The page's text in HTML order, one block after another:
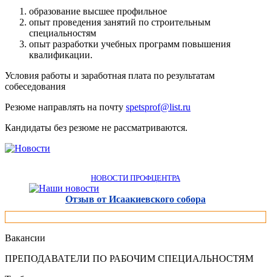
образование высшее профильное
опыт проведения занятий по строительным
специальностям
опыт разработки учебных программ повышения
квалификации.
Условия работы и заработная плата по результатам
собеседования
Резюме направлять на почту spetsprof@list.ru
Кандидаты без резюме не рассматриваются.
НОВОСТИ ПРОФЦЕНТРА
Отзыв от Исаакиевского собора
Вакансии
ПРЕПОДАВАТЕЛИ ПО РАБОЧИМ СПЕЦИАЛЬНОСТЯМ